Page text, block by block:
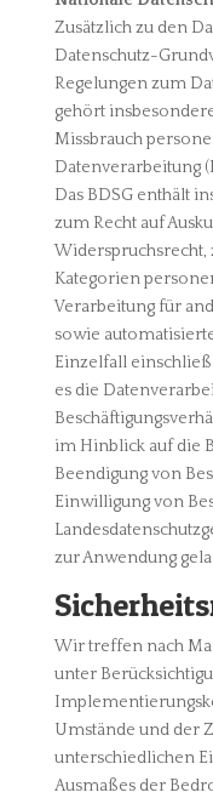
Zusätzlich zu den
Datenschutz-
Regelungen zum
gehört
Missbrauch
Datenverarbeitung
Das BDSG enthält
zum Recht auf
Widerspruchsrecht,
Kategorien
Verarbeitung für
sowie
Einzelfall
es die
im Hinblick auf die
Beendigung von
Einwilligung von
zur Anwendung
Wir treffen nach
unter
Umstände und der
unterschiedlichen
Ausmaßes der